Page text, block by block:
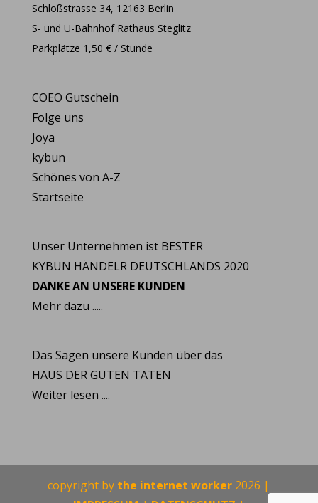
Schloßstrasse 34, 12163 Berlin
S- und U-Bahnhof Rathaus Steglitz
Parkplätze 1,50 € / Stunde
COEO Gutschein
Folge uns
Joya
kybun
Schönes von A-Z
Startseite
Unser Unternehmen ist BESTER
KYBUN HÄNDELR DEUTSCHLANDS 2020
DANKE AN UNSERE KUNDEN
Mehr dazu .....
Das Sagen unsere Kunden über das
HAUS DER GUTEN TATEN
Weiter lesen ....
copyright by the internet worker 2026 |